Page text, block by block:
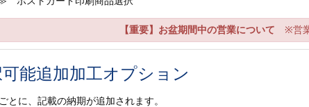
【重要】お盆期間中の営業について ※営業
能追加加工オプション
とに、記載の納期が追加されます。